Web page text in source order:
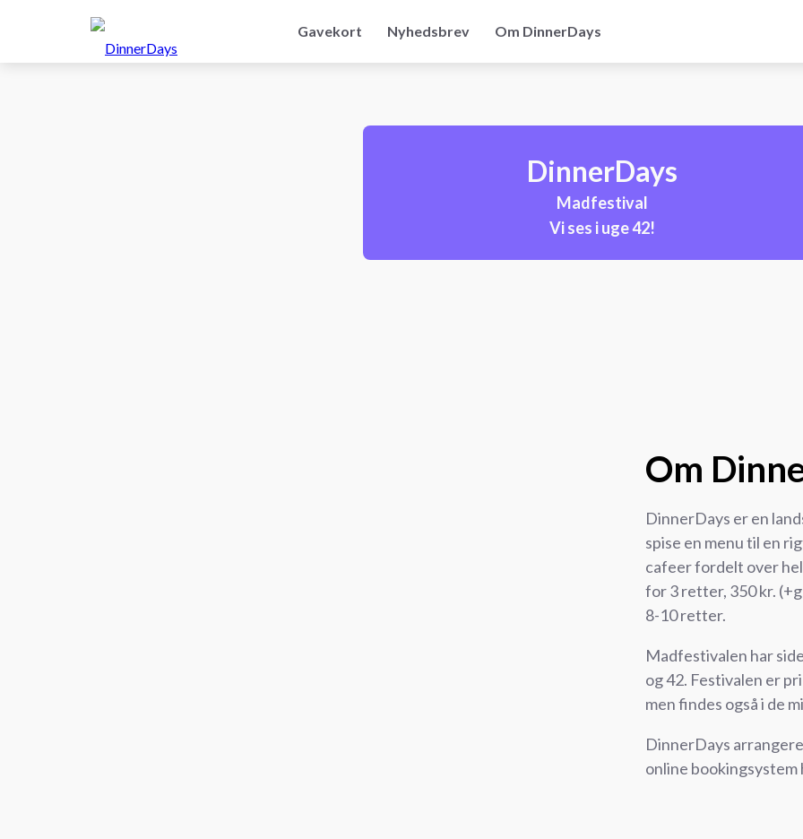
Gavekort Nyhedsbrev Om DinnerDays
DinnerDays
Madfestival
Vi ses i uge 42!
Om
DinnerDays er en
spise en menu til en
cafeer fordelt over
for 3 retter, 350 kr.
8-10 retter.
Madfestivalen har
og 42. Festivalen er
men findes også i de
DinnerDays
online